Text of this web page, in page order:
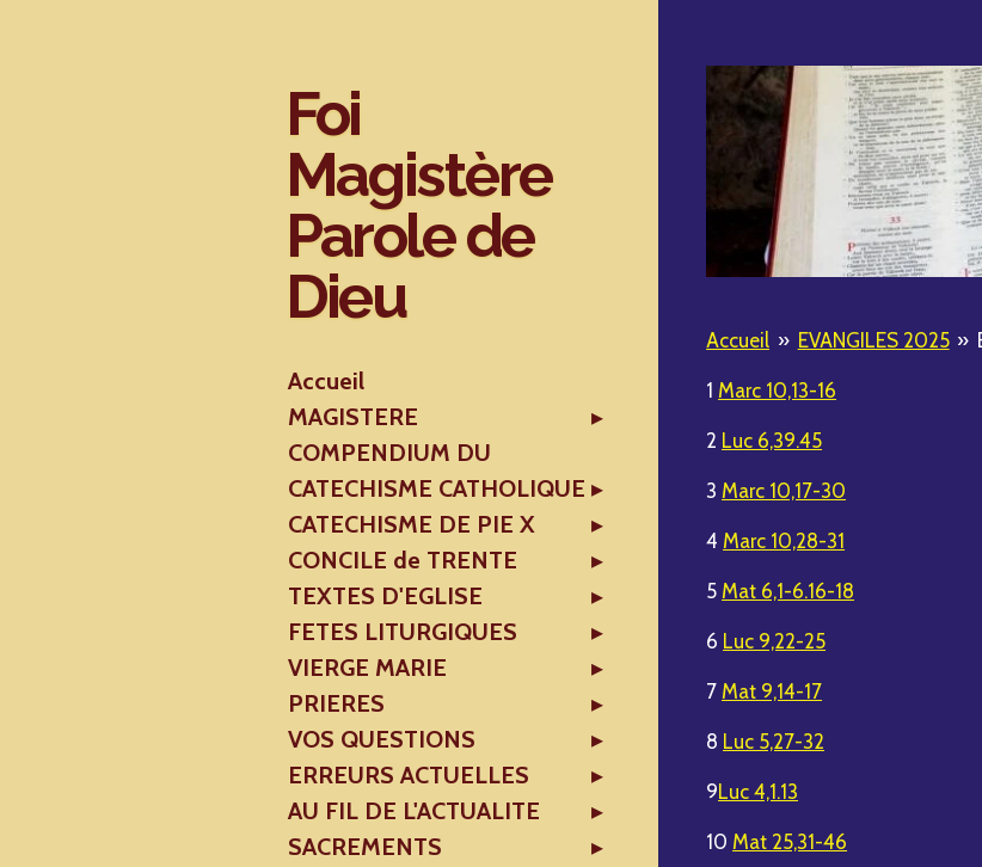
Accueil » EVANGILES 2025 »
1Marc 10,13-16
2 Luc 6,39.45
3Marc 10,17-30
4Marc 10,28-31
5Mat 6,1-6.16-18
6 Luc 9,22-25
7Mat 9,14-17
8 Luc 5,27-32
9Luc 4,1.13
10Mat 25,31-46
Foi
Magistère
Parole de
Dieu
Accueil
MAGISTERE
COMPENDIUM DU
CATECHISME CATHOLIQUE
CATECHISME DE PIE X
CONCILE de TRENTE
TEXTES D'EGLISE
FETES LITURGIQUES
VIERGE MARIE
PRIERES
VOS QUESTIONS
ERREURS ACTUELLES
AU FIL DE L'ACTUALITE
SACREMENTS